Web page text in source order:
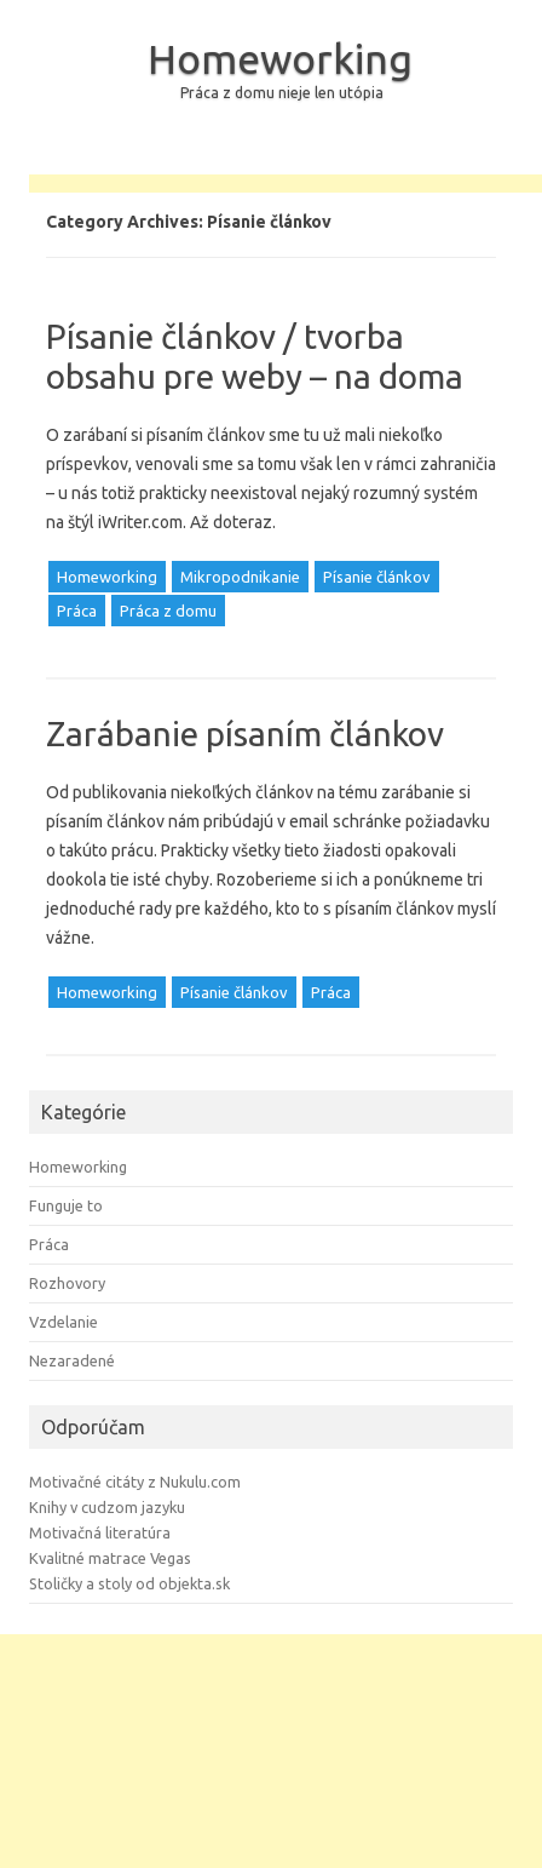
Homeworking
Práca z domu nieje len utópia
Category Archives: Písanie článkov
Písanie článkov / tvorba
obsahu pre weby – na doma
O zarábaní si písaním článkov sme tu už mali niekoľko
príspevkov, venovali sme sa tomu však len v rámci zahraničia
– u nás totiž prakticky neexistoval nejaký rozumný systém
na štýl iWriter.com. Až doteraz.
Homeworking Mikropodnikanie
Písanie článkov
Práca
Práca z domu
Zarábanie písaním článkov
Od publikovania niekoľkých článkov na tému zarábanie si
písaním článkov nám pribúdajú v email schránke požiadavku
o takúto prácu. Prakticky všetky tieto žiadosti opakovali
dookola tie isté chyby. Rozoberieme si ich a ponúkneme tri
jednoduché rady pre každého, kto to s písaním článkov myslí
vážne.
Homeworking Písanie článkov Práca
Kategórie
Homeworking
Funguje to
Práca
Rozhovory
Vzdelanie
Nezaradené
Odporúčam
Motivačné citáty z Nukulu.com
Knihy v cudzom jazyku
Motivačná literatúra
Kvalitné matrace Vegas
Stoličky a stoly od objekta.sk